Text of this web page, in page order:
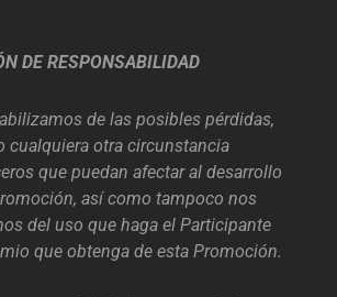
DE RESPONSABILIDAD
de las posibles pérdidas,
cualquiera otra circunstancia
que puedan afectar al desarrollo
así como tampoco nos
del uso que haga el Participante
que obtenga de esta Promoción.